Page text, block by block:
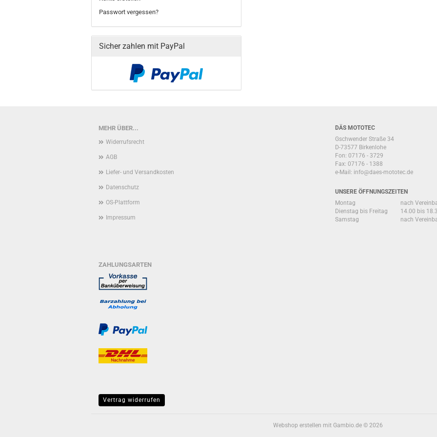
Passwort vergessen?
Sicher zahlen mit PayPal
MEHR ÜBER...
Widerrufsrecht
AGB
Liefer- und Versandkosten
Datenschutz
OS-Plattform
Impressum
DÄS MOTOTEC
Gschwender Straße 34
D-73577 Birkenlohe
Fon: 07176 - 3729
Fax: 07176 - 1388
e-Mail: info@daes-mototec.de
UNSERE ÖFFNUNGSZEITEN
Montag
nach
Dienstag bis Freitag
14.00 bis
Samstag
nach
ZAHLUNGSARTEN
Vertrag widerrufen
Webshop erstellen mit Gambio.de © 2026